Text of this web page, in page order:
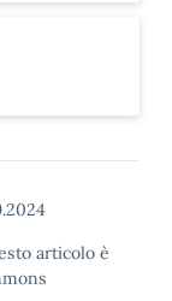
articolo è